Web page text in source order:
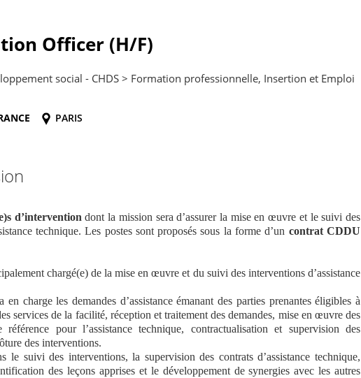
Officer (H/F)
social - CHDS > Formation professionnelle, Insertion et Emploi
PARIS
d’intervention dont la mission sera d’assurer la mise en œuvre et le suivi des
technique. Les postes sont proposés sous la forme d’un contrat CDDU
chargé(e) de la mise en œuvre et du suivi des interventions d’assistance
charge les demandes d’assistance émanant des parties prenantes éligibles à
services de la facilité, réception et traitement des demandes, mise en œuvre des
pour l’assistance technique, contractualisation et supervision des
des interventions.
le suivi des interventions, la supervision des contrats d’assistance technique,
des leçons apprises et le développement de synergies avec les autres